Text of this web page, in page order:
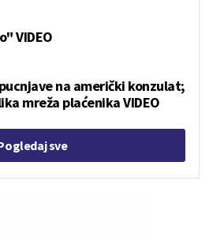
VIDEO
na američki konzulat;
mreža plaćenika VIDEO
sve